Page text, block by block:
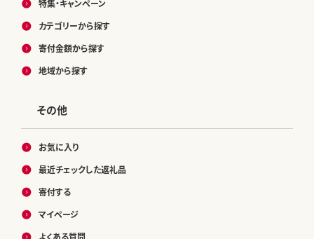
特集・キャンペーン
カテゴリーから探す
寄付金額から探す
地域から探す
その他
お気に入り
最近チェックした返礼品
寄付する
マイページ
よくある質問